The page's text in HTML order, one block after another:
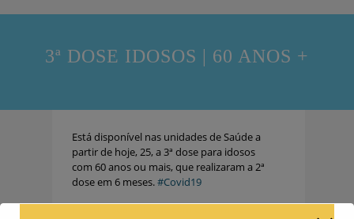
3ª DOSE IDOSOS | 60 ANOS +
Está disponível nas unidades de Saúde a
partir de hoje, 25, a 3ª dose para idosos
com 60 anos ou mais, que realizaram a 2ª
dose em 6 meses.#Covid19
Procure sua unidade com carteira de